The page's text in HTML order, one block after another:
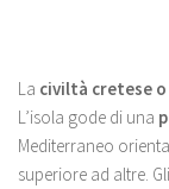
La civiltà cretese
L’isola gode di una
Mediterraneo
superiore ad altre. Gli